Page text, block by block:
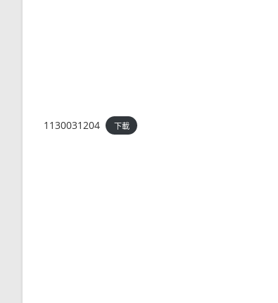
1130031204 下載